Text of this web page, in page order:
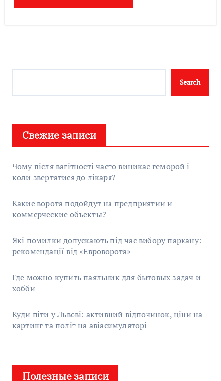
Search
Свежие записи
Чому після вагітності часто виникає геморой і
коли звертатися до лікаря?
Какие ворота подойдут на предприятии и
коммерческие объекты?
Які помилки допускають під час вибору паркану:
рекомендації від «Евроворота»
Где можно купить паяльник для бытовых задач и
хобби
Куди піти у Львові: активний відпочинок, ціни на
картинг та політ на авіасимуляторі
Полезные записи